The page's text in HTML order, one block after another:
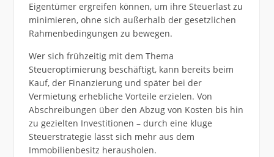
Eigentümer ergreifen können, um ihre Steuerlast zu
minimieren, ohne sich außerhalb der gesetzlichen
Rahmenbedingungen zu bewegen.
Wer sich frühzeitig mit dem Thema
Steueroptimierung beschäftigt, kann bereits beim
Kauf, der Finanzierung und später bei der
Vermietung erhebliche Vorteile erzielen. Von
Abschreibungen über den Abzug von Kosten bis hin
zu gezielten Investitionen – durch eine kluge
Steuerstrategie lässt sich mehr aus dem
Immobilienbesitz herausholen.